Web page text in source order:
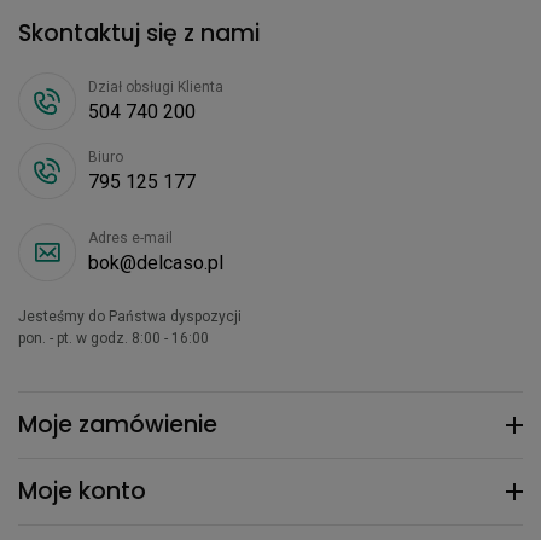
Moje zamówienie
Moje konto
Skontaktuj się z nami
Dział obsługi Klienta
504 740 200
Biuro
795 125 177
Adres e-mail
bok@delcaso.pl
Jesteśmy do Państwa dyspozycji
pon. - pt. w godz. 8:00 - 16:00